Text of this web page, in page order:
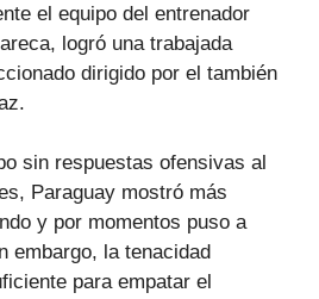
el equipo del entrenador
logró una trabajada
dirigido por el también
sin respuestas ofensivas al
Paraguay mostró más
y por momentos puso a
embargo, la tenacidad
para empatar el